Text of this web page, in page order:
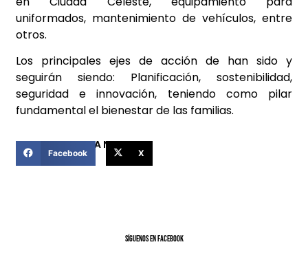
uniformados, mantenimiento de vehículos, entre
otros.
Los principales ejes de acción de han sido y
seguirán siendo: Planificación, sostenibilidad,
seguridad e innovación, teniendo como pilar
fundamental el bienestar de las familias.
COMPARTIR ESTA NOTICIA
Facebook X
SíGUENOS EN FACEBOOK